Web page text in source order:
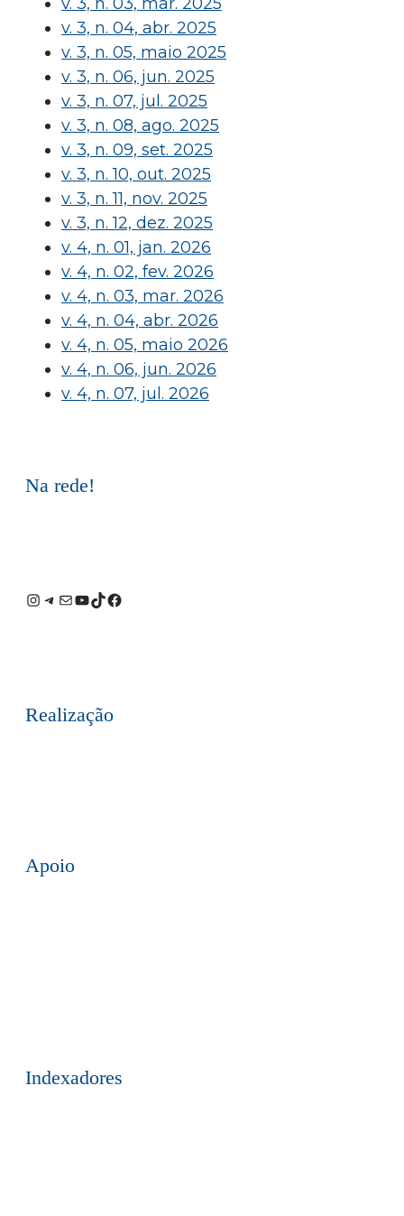
v. 3, n. 04, abr. 2025
v. 3, n. 05, maio 2025
v. 3, n. 06, jun. 2025
v. 3, n. 07, jul. 2025
v. 3, n. 08, ago. 2025
v. 3, n. 09, set. 2025
v. 3, n. 10, out. 2025
v. 3, n. 11, nov. 2025
v. 3, n. 12, dez. 2025
v. 4, n. 01, jan. 2026
v. 4, n. 02, fev. 2026
v. 4, n. 03, mar. 2026
v. 4, n. 04, abr. 2026
v. 4, n. 05, maio 2026
v. 4, n. 06, jun. 2026
v. 4, n. 07, jul. 2026
Na rede!
Instagram
Telegram
E-Youtube
TikTok
Facebook
Realização
Apoio
Indexadores